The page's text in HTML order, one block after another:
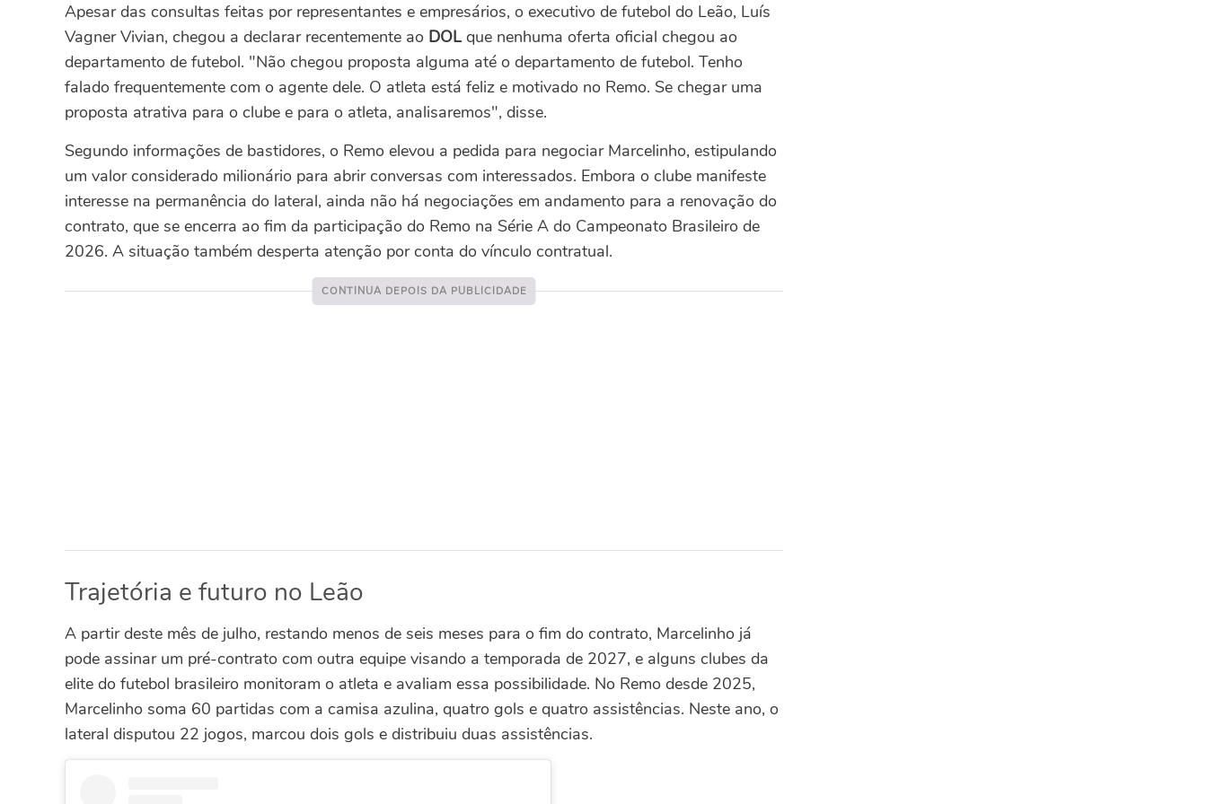
Apesar das consultas feitas por representantes e empresários, o executivo de futebol do Leão, Luís
Vagner Vivian, chegou a declarar recentemente ao DOLque nenhuma oferta oficial chegou ao
departamento de futebol. "Não chegou proposta alguma até o departamento de futebol. Tenho
falado frequentemente com o agente dele. O atleta está feliz e motivado no Remo. Se chegar uma
proposta atrativa para o clube e para o atleta, analisaremos", disse.
Segundo informações de bastidores, o Remo elevou a pedida para negociar Marcelinho, estipulando
um valor considerado milionário para abrir conversas com interessados. Embora o clube manifeste
interesse na permanência do lateral, ainda não há negociações em andamento para a renovação do
contrato, que se encerra ao fim da participação do Remo na Série A do Campeonato Brasileiro de
2026. A situação também desperta atenção por conta do vínculo contratual.
Trajetória e futuro no Leão
A partir deste mês de julho, restando menos de seis meses para o fim do contrato, Marcelinho já
pode assinar um pré-contrato com outra equipe visando a temporada de 2027, e alguns clubes da
elite do futebol brasileiro monitoram o atleta e avaliam essa possibilidade. No Remo desde 2025,
Marcelinho soma 60 partidas com a camisa azulina, quatro gols e quatro assistências. Neste ano, o
lateral disputou 22 jogos, marcou dois gols e distribuiu duas assistências.